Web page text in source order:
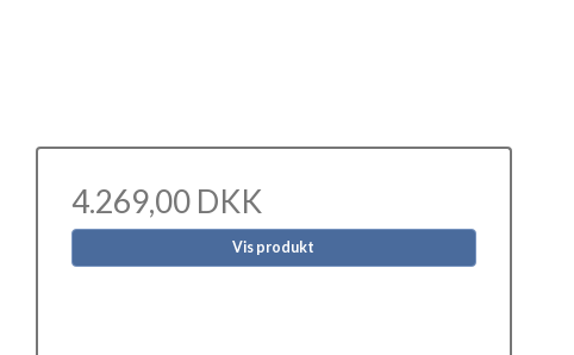
4.269,00 DKK
Vis produkt